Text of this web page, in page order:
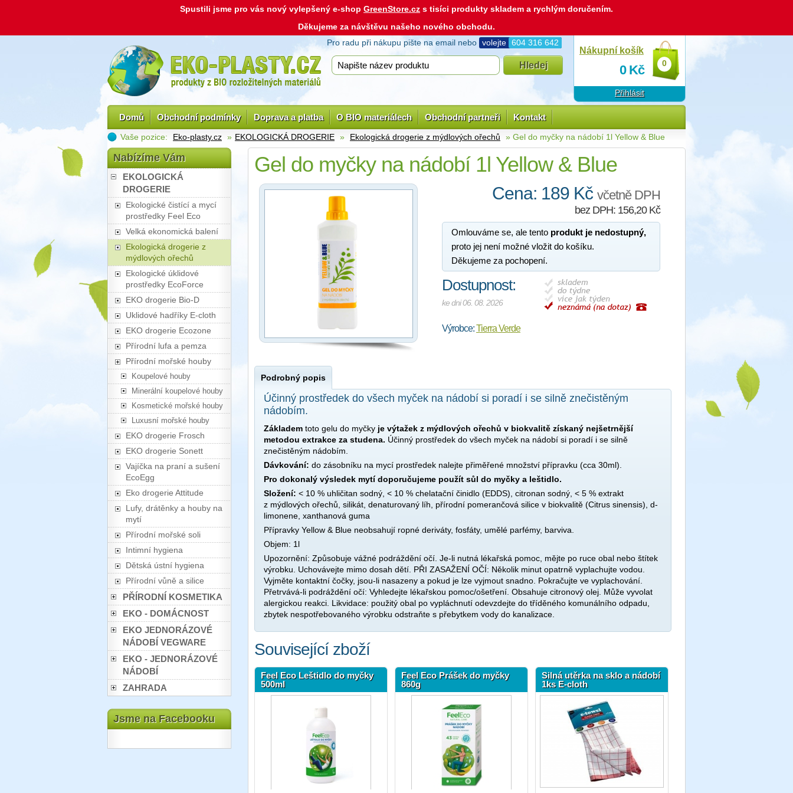
Spustili jsme pro vás nový vylepšený e-shop GreenStore.cz s tisíci produkty skladem a rychlým doručením.
Děkujeme za návštěvu našeho nového obchodu.
Pro radu při nákupu pište na email nebo volejte 604 316 642
Nákupní košík
0
0Kč
Přihlásit
Domů Obchodní podmínky Doprava a platba O BIO materiálech Obchodní partneři Kontakt
Vaše pozice: Eko-plasty.cz » EKOLOGICKÁ DROGERIE » Ekologická drogerie z mýdlových ořechů » Gel do myčky na nádobí 1l Yellow & Blue
Nabízíme Vám
EKOLOGICKÁ
DROGERIE
Ekologické čistící a mycí
prostředky Feel Eco
Velká ekonomická balení
Ekologická drogerie z
mýdlových ořechů
Ekologické úklidové
prostředky EcoForce
EKO drogerie Bio-D
Uklidové hadříky E-cloth
EKO drogerie Ecozone
Přírodní lufa a pemza
Přírodní mořské houby
Koupelové houby
Minerální koupelové houby
Kosmetické mořské houby
Luxusní mořské houby
EKO drogerie Frosch
EKO drogerie Sonett
Vajíčka na praní a sušení
EcoEgg
Eko drogerie Attitude
Lufy, drátěnky a houby na
mytí
Přírodní mořské soli
Intimní hygiena
Dětská ústní hygiena
Přírodní vůně a silice
PŘÍRODNÍ KOSMETIKA
EKO - DOMÁCNOST
EKO JEDNORÁZOVÉ
NÁDOBÍ VEGWARE
EKO - JEDNORÁZOVÉ
NÁDOBÍ
ZAHRADA
Jsme na Facebooku
Gel do myčky na nádobí 1l Yellow & Blue
Cena: 189 Kč včetně DPH
bez DPH: 156,20 Kč
Omlouváme se, ale tento produkt je nedostupný,
proto jej není možné vložit do košíku.
Děkujeme za pochopení.
Dostupnost:
ke dni 06. 08. 2026
Výrobce:Tierra Verde
Podrobný popis
Účinný prostředek do všech myček na nádobí si poradí i se silně znečistěným
nádobím.
Základem toto gelu do myčky je výtažek z mýdlových ořechů v biokvalitě získaný nejšetrnější
metodou extrakce za studena. Účinný prostředek do všech myček na nádobí si poradí i se silně
znečistěným nádobím.
Dávkování: do zásobníku na mycí prostředek nalejte přiměřené množství přípravku (cca 30ml).
Pro dokonalý výsledek mytí doporučujeme použít sůl do myčky a leštidlo.
Složení: < 10 % uhličitan sodný, < 10 % chelatační činidlo (EDDS), citronan sodný, < 5 % extrakt
z mýdlových ořechů, silikát, denaturovaný líh, přírodní pomerančová silice v biokvalitě (Citrus sinensis), d-
limonene, xanthanová guma
Přípravky Yellow & Blue neobsahují ropné deriváty, fosfáty, umělé parfémy, barviva.
Objem: 1l
Upozornění: Způsobuje vážné podráždění očí. Je-li nutná lékařská pomoc, mějte po ruce obal nebo štítek
výrobku. Uchovávejte mimo dosah dětí. PŘI ZASAŽENÍ OČÍ: Několik minut opatrně vyplachujte vodou.
Vyjměte kontaktní čočky, jsou-li nasazeny a pokud je lze vyjmout snadno. Pokračujte ve vyplachování.
Přetrvává-li podráždění očí: Vyhledejte lékařskou pomoc/ošetření. Obsahuje citronový olej. Může vyvolat
alergickou reakci. Likvidace: použitý obal po vypláchnutí odevzdejte do tříděného komunálního odpadu,
zbytek nespotřebovaného výrobku odstraňte s přebytkem vody do kanalizace.
Související zboží
Feel Eco Leštidlo do myčky
500ml
Feel Eco Prášek do myčky
860g
Silná utěrka na sklo a nádobí
1ks E-cloth